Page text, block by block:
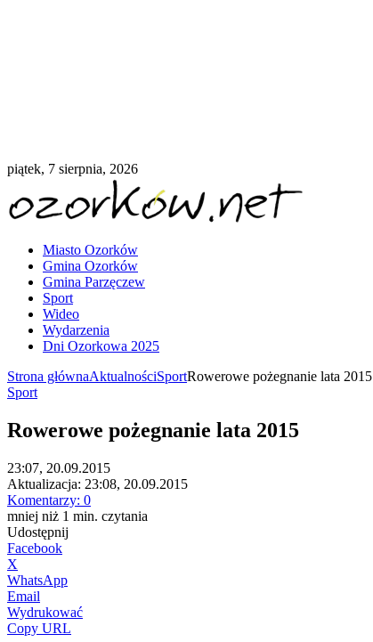
piątek, 7 sierpnia, 2026
Miasto Ozorków
Gmina Ozorków
Gmina Parzęczew
Sport
Wideo
Wydarzenia
Dni Ozorkowa 2025
Strona głównaAktualnościSportRowerowe pożegnanie lata 2015
Sport
Rowerowe pożegnanie lata 2015
23:07, 20.09.2015
Aktualizacja: 23:08, 20.09.2015
Komentarzy: 0
mniej niż 1 min. czytania
Udostępnij
Facebook
X
WhatsApp
Email
Wydrukować
Copy URL